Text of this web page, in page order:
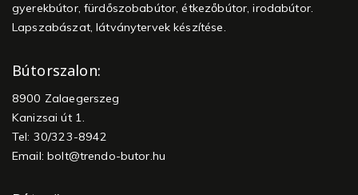
gyerekbútor, fürdőszobabútor, étkezőbútor, irodabútor.
Lapszabászat, látványtervek készítése.
Bútorszalon:
8900 Zalaegerszeg
Kanizsai út 1.
Tel: 30/323-8942
Email:bolt@trendo-butor.hu